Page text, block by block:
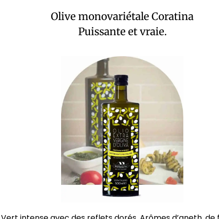
Olive monovariétale Coratina
Puissante et vraie.